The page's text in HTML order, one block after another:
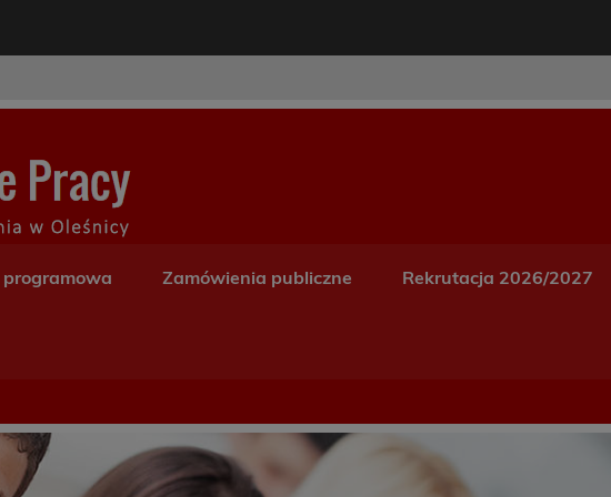
Zamówienia publiczne Rekrutacja 2026/2027